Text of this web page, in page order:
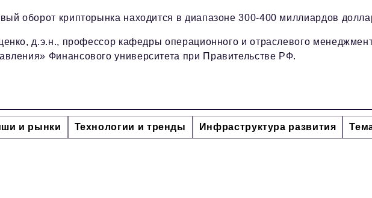
оборот крипторынка находится в диапазоне 300-400 миллиардов
д.э.н., профессор кафедры операционного и отраслевого
Финансового университета при Правительстве РФ.
и рынки Технологии и тренды Инфраструктура развития